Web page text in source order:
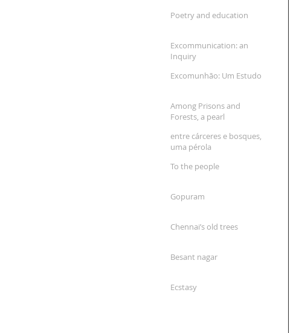
Poetry and education
Excommunication: an
Inquiry
Excomunhão: Um Estudo
Among Prisons and
Forests, a pearl
entre cárceres e bosques,
uma pérola
To the people
Gopuram
Chennai’s old trees
Besant nagar
Ecstasy